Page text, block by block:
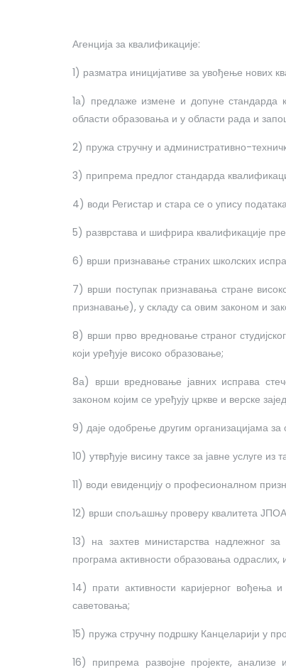
Агенција за квалификације:
1) разматра иницијативе за увођење нових
1а) предлаже измене и допуне стандарда
области образовања и у области рада и
2) пружа стручну и административно-
3) припрема предлог стандарда
4) води Регистар и стара се о упису
5) разврстава и шифрира квалификације
6) врши признавање страних школских
7) врши поступак признавања стране
признавање), у складу са овим законом и
8) врши прво вредновање страног
који уређује високо образовање;
8а) врши вредновање јавних исправа
законом којим се уређују цркве и верске
9) даје одобрење другим организацијама
10) утврђује висину таксе за јавне услуге
11) води евиденцију о професионалном
12) врши спољашњу проверу квалитета
13) на захтев министарства надлежног
програма активности образовања
14) прати активности каријерног вођења
саветовања;
15) пружа стручну подршку Канцеларији
16) припрема развојне пројекте,